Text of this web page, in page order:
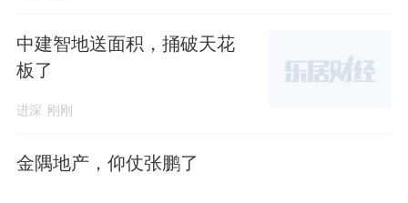
中建智地送面积，捅破天花
板了
进深 刚刚
金隅地产，仰仗张鹏了